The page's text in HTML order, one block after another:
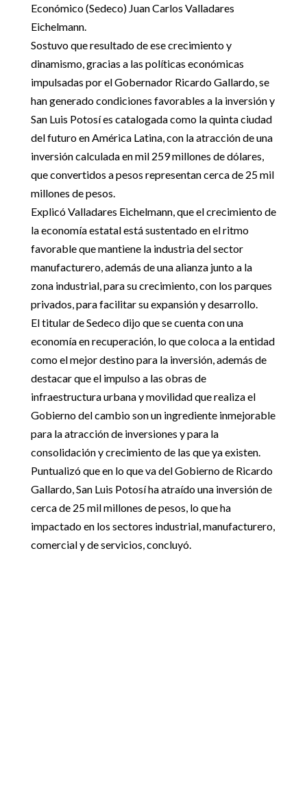
Económico (Sedeco) Juan Carlos Valladares
Eichelmann.
Sostuvo que resultado de ese crecimiento y
dinamismo, gracias a las políticas económicas
impulsadas por el Gobernador Ricardo Gallardo, se
han generado condiciones favorables a la inversión y
San Luis Potosí es catalogada como la quinta ciudad
del futuro en América Latina, con la atracción de una
inversión calculada en mil 259 millones de dólares,
que convertidos a pesos representan cerca de 25 mil
millones de pesos.
Explicó Valladares Eichelmann, que el crecimiento de
la economía estatal está sustentado en el ritmo
favorable que mantiene la industria del sector
manufacturero, además de una alianza junto a la
zona industrial, para su crecimiento, con los parques
privados, para facilitar su expansión y desarrollo.
El titular de Sedeco dijo que se cuenta con una
economía en recuperación, lo que coloca a la entidad
como el mejor destino para la inversión, además de
destacar que el impulso a las obras de
infraestructura urbana y movilidad que realiza el
Gobierno del cambio son un ingrediente inmejorable
para la atracción de inversiones y para la
consolidación y crecimiento de las que ya existen.
Puntualizó que en lo que va del Gobierno de Ricardo
Gallardo, San Luis Potosí ha atraído una inversión de
cerca de 25 mil millones de pesos, lo que ha
impactado en los sectores industrial, manufacturero,
comercial y de servicios, concluyó.